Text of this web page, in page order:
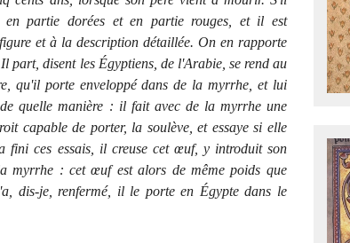
en partie dorées et en partie rouges, et il est
et à la description détaillée. On en rapporte
disent les Égyptiens, de l'Arabie, se rend au
qu'il porte enveloppé dans de la myrrhe, et lui
quelle manière : il fait avec de la myrrhe une
capable de porter, la soulève, et essaye si elle
fini ces essais, il creuse cet œuf, y introduit son
myrrhe : cet œuf est alors de même poids que
dis-je, renfermé, il le porte en Égypte dans le